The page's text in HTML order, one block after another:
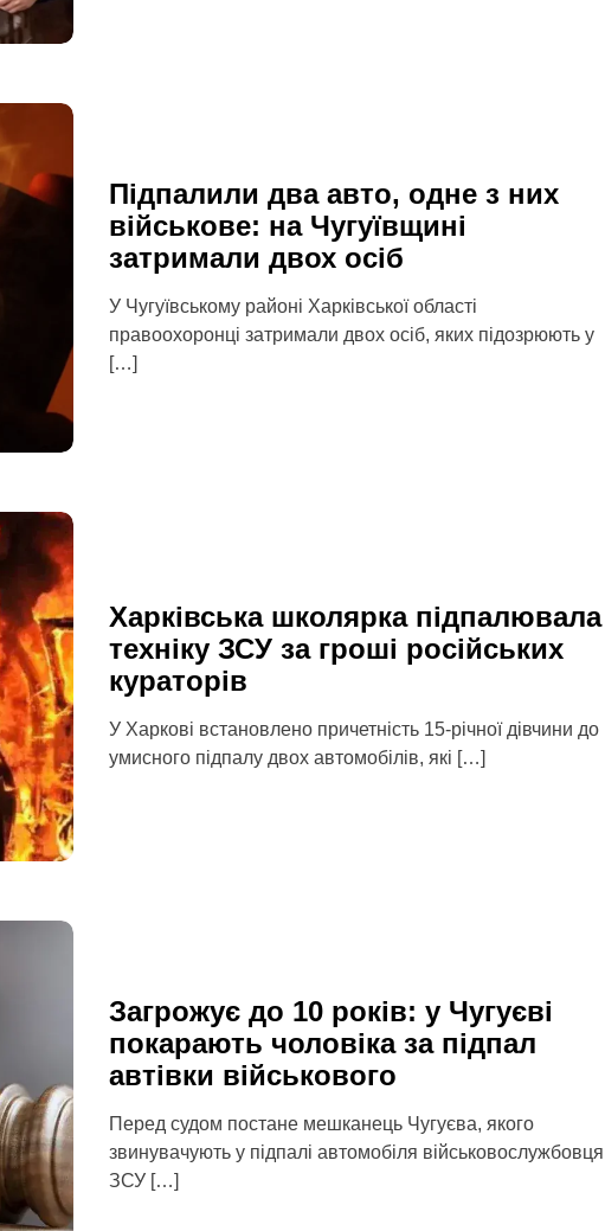
Підпалили два авто, одне з них
військове: на Чугуївщині
затримали двох осіб
У Чугуївському районі Харківської області
правоохоронці затримали двох осіб, яких підозрюють у
[…]
Харківська школярка підпалювала
техніку ЗСУ за гроші російських
кураторів
У Харкові встановлено причетність 15-річної дівчини до
умисного підпалу двох автомобілів, які […]
Загрожує до 10 років: у Чугуєві
покарають чоловіка за підпал
автівки військового
Перед судом постане мешканець Чугуєва, якого
звинувачують у підпалі автомобіля військовослужбовця
ЗСУ […]